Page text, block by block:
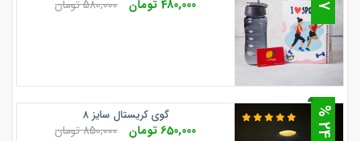
1
% 480,000 تومان 580,000 تومان
2
4
%
گوی کریستال سایز 8
650,000 تومان 850,000 تومان